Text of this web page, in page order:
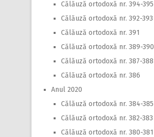
Călăuză ortodoxă nr. 394-395
Călăuză ortodoxă nr. 392-393
Călăuză ortodoxă nr. 391
Călăuză ortodoxă nr. 389-390
Călăuză ortodoxă nr. 387-388
Călăuză ortodoxă nr. 386
Anul 2020
Călăuză ortodoxă nr. 384-385
Călăuză ortodoxă nr. 382-383
Călăuză ortodoxă nr. 380-381